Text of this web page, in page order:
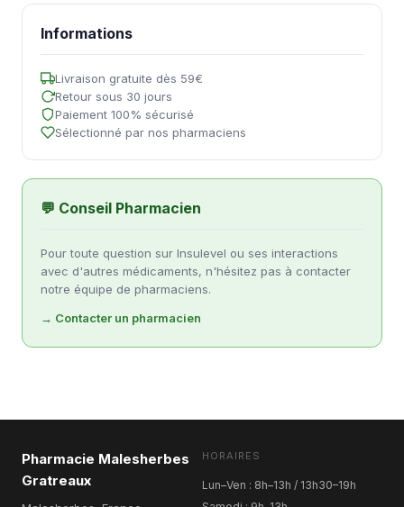
Informations
Livraison gratuite dès 59€
Retour sous 30 jours
Paiement 100% sécurisé
Sélectionné par nos pharmaciens
💬 Conseil Pharmacien
Pour toute question sur Insulevel ou ses interactions
avec d'autres médicaments, n'hésitez pas à contacter
notre équipe de pharmaciens.
→ Contacter un pharmacien
Pharmacie Malesherbes
Gratreaux
HORAIRES
Lun–Ven : 8h–13h / 13h30–19h